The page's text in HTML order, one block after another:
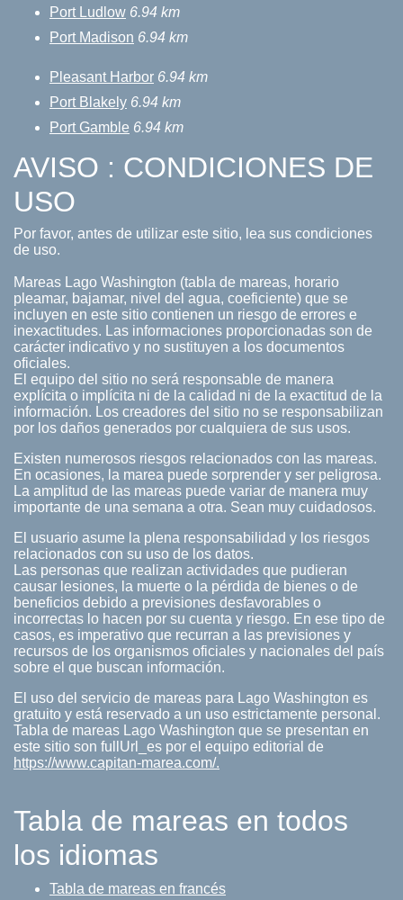
Port Ludlow 6.94 km
Port Madison 6.94 km
Pleasant Harbor 6.94 km
Port Blakely 6.94 km
Port Gamble 6.94 km
AVISO : CONDICIONES DE
USO
Por favor, antes de utilizar este sitio, lea sus condiciones
de uso.
Mareas Lago Washington (tabla de mareas, horario
pleamar, bajamar, nivel del agua, coeficiente) que se
incluyen en este sitio contienen un riesgo de errores e
inexactitudes. Las informaciones proporcionadas son de
carácter indicativo y no sustituyen a los documentos
oficiales.
El equipo del sitio no será responsable de manera
explícita o implícita ni de la calidad ni de la exactitud de la
información. Los creadores del sitio no se responsabilizan
por los daños generados por cualquiera de sus usos.
Existen numerosos riesgos relacionados con las mareas.
En ocasiones, la marea puede sorprender y ser peligrosa.
La amplitud de las mareas puede variar de manera muy
importante de una semana a otra. Sean muy cuidadosos.
El usuario asume la plena responsabilidad y los riesgos
relacionados con su uso de los datos.
Las personas que realizan actividades que pudieran
causar lesiones, la muerte o la pérdida de bienes o de
beneficios debido a previsiones desfavorables o
incorrectas lo hacen por su cuenta y riesgo. En ese tipo de
casos, es imperativo que recurran a las previsiones y
recursos de los organismos oficiales y nacionales del país
sobre el que buscan información.
El uso del servicio de mareas para Lago Washington es
gratuito y está reservado a un uso estrictamente personal.
Tabla de mareas Lago Washington que se presentan en
este sitio son fullUrl_es por el equipo editorial de
https://www.capitan-marea.com/.
Tabla de mareas en todos
los idiomas
Tabla de mareas en francés